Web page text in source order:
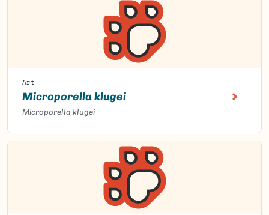
Art
Microporella klugei
Microporella klugei